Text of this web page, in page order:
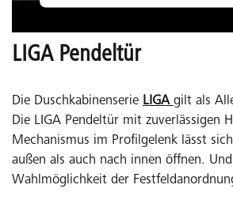
LIGA Pendeltür
Die Duschkabinenserie LIGA gilt als
Die LIGA Pendeltür mit zuverlässigen
Mechanismus im Profilgelenk lässt
außen als auch nach innen öffnen.
Wahlmöglichkeit der